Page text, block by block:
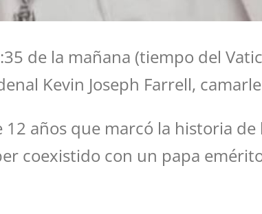
de la mañana (tiempo del
Kevin Joseph Farrell,
años que marcó la historia
coexistido con un papa